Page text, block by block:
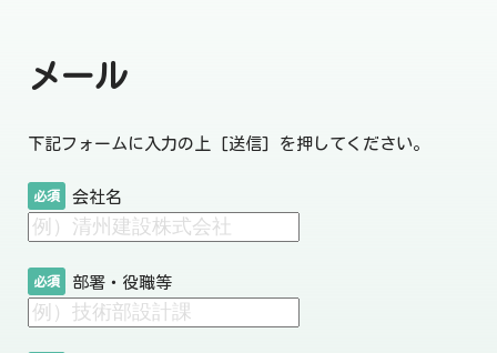
メール
下記フォームに入力の上 [送信] を押してください。
必須 会社名
必須 部署・役職等